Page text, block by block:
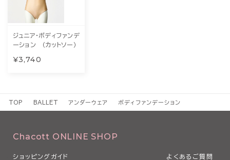
ジュニア・ボディファンデ
ーション （カットソー）
¥3,740
TOP BALLET アンダーウェア ボディファンデーション
Chacott ONLINE SHOP
ショッピングガイド よくあるご質問